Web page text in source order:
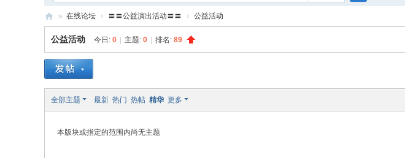
相册 分享 记录
索
丽
音
音
乐
网
» 在线论坛 › 〓〓公益演出活动〓〓 › 公益活动
公益活动 今日: 0 主题: 0 排名: 89
全部主题 最新 热门 热帖 精华 更多
本版块或指定的范围内尚无主题